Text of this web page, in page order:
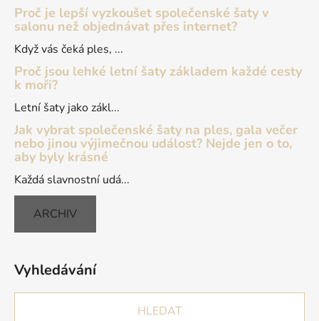
Proč je lepší vyzkoušet společenské šaty v
salonu než objednávat přes internet?
Když vás čeká ples, ...
Proč jsou lehké letní šaty základem každé cesty
k moři?
Letní šaty jako zákl...
Jak vybrat společenské šaty na ples, gala večer
nebo jinou výjimečnou událost? Nejde jen o to,
aby byly krásné
Každá slavnostní udá...
ARCHIV
Vyhledávání
HLEDAT